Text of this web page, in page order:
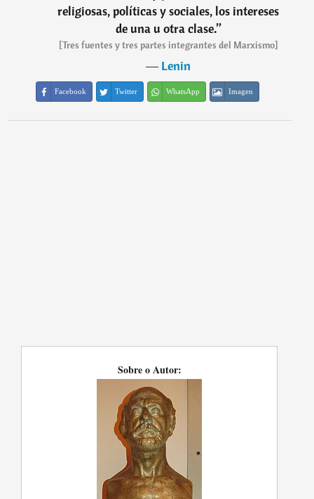
religiosas, políticas y sociales, los intereses
de una u otra clase.”
[Tres fuentes y tres partes integrantes del Marxismo]
―Lenin
Facebook Twitter WhatsApp Imagen
Sobre o Autor: